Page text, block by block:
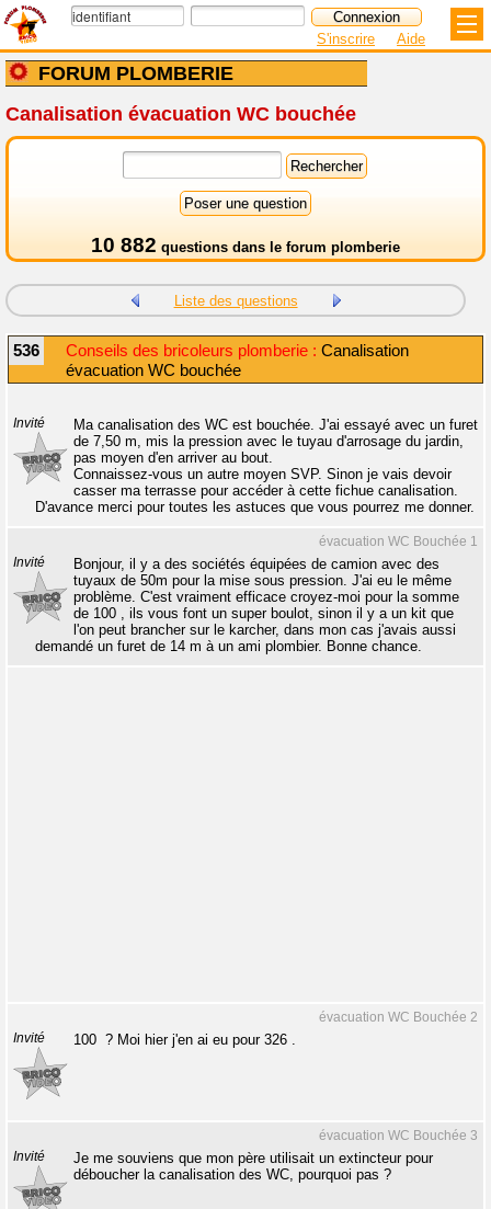
FORUM PLOMBERIE
S'inscrire Aide
Canalisation évacuation WC bouchée
10 882 questions dans le forum plomberie
Liste des questions
536 Conseils des bricoleurs plomberie : Canalisation
évacuation WC bouchée
Invité
Ma canalisation des WC est bouchée. J'ai essayé avec un furet
de 7,50 m, mis la pression avec le tuyau d'arrosage du jardin,
pas moyen d'en arriver au bout.
Connaissez-vous un autre moyen SVP. Sinon je vais devoir
casser ma terrasse pour accéder à cette fichue canalisation.
D'avance merci pour toutes les astuces que vous pourrez me donner.
évacuation WC Bouchée 1
Invité
Bonjour, il y a des sociétés équipées de camion avec des
tuyaux de 50m pour la mise sous pression. J'ai eu le même
problème. C'est vraiment efficace croyez-moi pour la somme
de 100 , ils vous font un super boulot, sinon il y a un kit que
l'on peut brancher sur le karcher, dans mon cas j'avais aussi
demandé un furet de 14 m à un ami plombier. Bonne chance.
évacuation WC Bouchée 2
Invité 100  ? Moi hier j'en ai eu pour 326 .
évacuation WC Bouchée 3
Invité
Je me souviens que mon père utilisait un extincteur pour
déboucher la canalisation des WC, pourquoi pas ?